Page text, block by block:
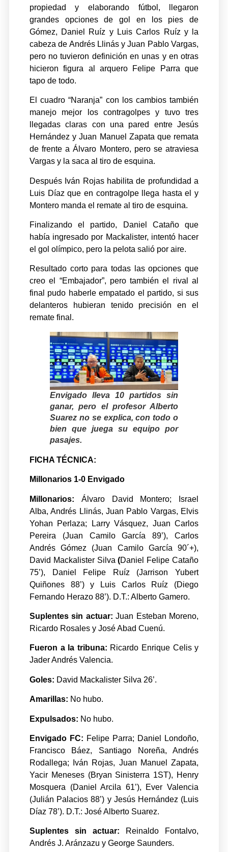
propiedad y elaborando fútbol, llegaron
grandes opciones de gol en los pies de
Gómez, Daniel Ruíz y Luis Carlos Ruíz y la
cabeza de Andrés Llinás y Juan Pablo Vargas,
pero no tuvieron definición en unas y en otras
hicieron figura al arquero Felipe Parra que
tapo de todo.
El cuadro “Naranja” con los cambios también
manejo mejor los contragolpes y tuvo tres
llegadas claras con una pared entre Jesús
Hernández y Juan Manuel Zapata que remata
de frente a Álvaro Montero, pero se atraviesa
Vargas y la saca al tiro de esquina.
Después Iván Rojas habilita de profundidad a
Luis Díaz que en contragolpe llega hasta el y
Montero manda el remate al tiro de esquina.
Finalizando el partido, Daniel Cataño que
había ingresado por Mackalister, intentó hacer
el gol olímpico, pero la pelota salió por aire.
Resultado corto para todas las opciones que
creo el “Embajador”, pero también el rival al
final pudo haberle empatado el partido, si sus
delanteros hubieran tenido precisión en el
remate final.
Envigado lleva 10 partidos sin
ganar, pero el profesor Alberto
Suarez no se explica, con todo o
bien que juega su equipo por
pasajes.
FICHA TÉCNICA:
Millonarios 1-0 Envigado
Millonarios: Álvaro David Montero; Israel
Alba, Andrés Llinás, Juan Pablo Vargas, Elvis
Yohan Perlaza; Larry Vásquez, Juan Carlos
Pereira (Juan Camilo García 89’), Carlos
Andrés Gómez (Juan Camilo García 90´+),
David Mackalister Silva (Daniel Felipe Cataño
75’), Daniel Felipe Ruíz (Jarrison Yubert
Quiñones 88’) y Luis Carlos Ruíz (Diego
Fernando Herazo 88’). D.T.: Alberto Gamero.
Suplentes sin actuar:Juan Esteban Moreno,
Ricardo Rosales y José Abad Cuenú.
Fueron a la tribuna: Ricardo Enrique Celis y
Jader Andrés Valencia.
Goles: David Mackalister Silva 26’.
Amarillas: No hubo.
Expulsados: No hubo.
Envigado FC: Felipe Parra; Daniel Londoño,
Francisco Báez, Santiago Noreña, Andrés
Rodallega; Iván Rojas, Juan Manuel Zapata,
Yacir Meneses (Bryan Sinisterra 1ST), Henry
Mosquera (Daniel Arcila 61’), Ever Valencia
(Julián Palacios 88’) y Jesús Hernández (Luis
Díaz 78’). D.T.: José Alberto Suarez.
Suplentes sin actuar:
Reinaldo Fontalvo,
Andrés J. Aránzazu y George Saunders.